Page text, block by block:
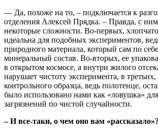
— Да, похоже на то, – подключается к
отделения Алексей Прядка. – Правда, с
некоторые сложности. Во-первых,
идеальна для подобных экспериментов,
природного материала, который сам по
минеральный состав. Во-вторых, ее
в открытом космосе, а внутри жилого
нарушает чистоту эксперимента, в
контрольного образца, ведь полотенце,
было использовано нами как «ловушка»
загрязнений по чистой случайности.
– И все-таки, о чем оно вам «рассказало»?